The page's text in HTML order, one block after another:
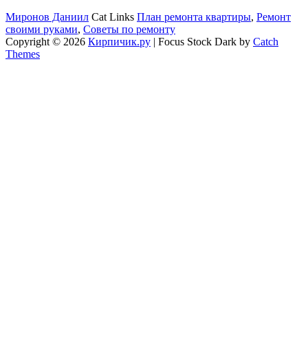
Миронов Даниил Cat Links План ремонта квартиры, Ремонт
своими руками, Советы по ремонту
Copyright © 2026 Кирпичик.ру | Focus Stock Dark by Catch
Themes